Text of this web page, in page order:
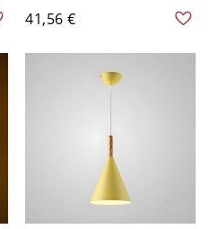
Suspendue en Métal en
Forme d'Entonnoir - 110
V-120 V Jaune
41,56 €